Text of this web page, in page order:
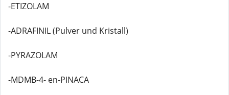
-ETIZOLAM
-ADRAFINIL (Pulver und Kristall)
-PYRAZOLAM
-MDMB-4- en-PINACA